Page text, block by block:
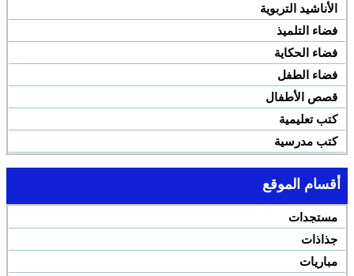
الأناشيد التربوية
فضاء التلميذ
فضاء الحكاية
فضاء الطفل
قصص الأطفال
كتب تعليمية
كتب مدرسية
أقسام الموقع
مستجدات
جذاذات
مباريات